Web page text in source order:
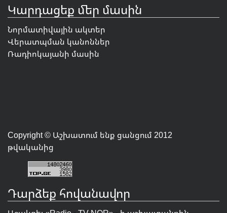
Կարդացեք մեր մասին
Նորմատիվային ակտեր
Վերատպման կանոններ
Ռադիոկայանի մասին
Copyright © Աշխատում ենք ցանցում 2012
թվականից
Դարձեք հովանավոր